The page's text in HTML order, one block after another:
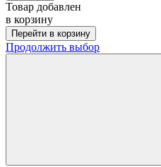
Товар добавлен
в корзину
Перейти в корзину
Продолжить выбор